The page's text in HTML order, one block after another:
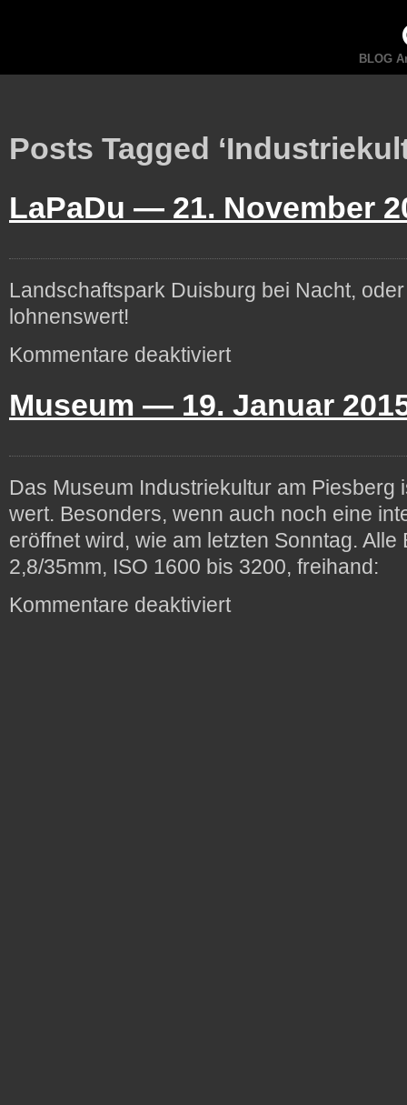
BLOG
Posts Tagged
LaPaDu — 21. November
Landschaftspark Duisburg bei Nacht,
lohnenswert!
Kommentare deaktiviertfür
LaPaDu
Museum — 19. Januar
Das Museum Industriekultur am Piesberg
wert. Besonders, wenn auch noch eine
eröffnet wird, wie am letzten Sonntag.
2,8/35mm, ISO 1600 bis 3200,
Kommentare deaktiviertfür
Museum